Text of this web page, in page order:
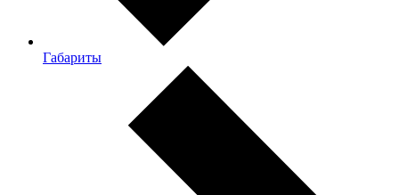
Габариты